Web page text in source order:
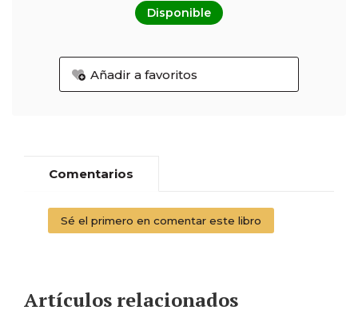
Disponible
Añadir a favoritos
Comentarios
Sé el primero en comentar este libro
Artículos relacionados